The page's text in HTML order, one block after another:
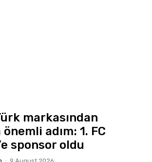
markasından
adım: 1. FC
sponsor oldu